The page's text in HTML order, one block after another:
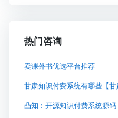
热门咨询
卖课外书优选平台推荐
凸知：开源知识付费系统源